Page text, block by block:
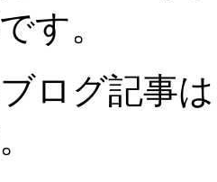
す。
ログ記事